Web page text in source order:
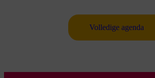
Volledige agenda